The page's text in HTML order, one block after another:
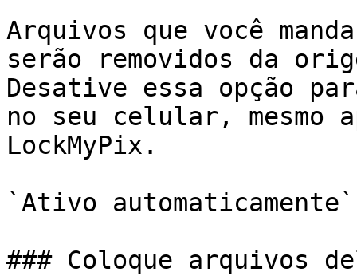
Arquivos que você
serão removidos da
Desative essa opção
no seu celular, mesmo
LockMyPix.
`Ativo automaticamente`
### Coloque arquivos